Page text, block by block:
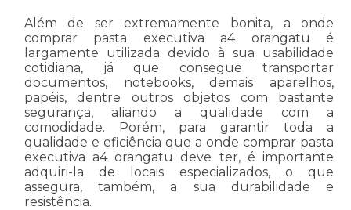
Além de ser extremamente bonita, a onde
comprar pasta executiva a4 orangatu é
largamente utilizada devido à sua usabilidade
cotidiana, já que consegue transportar
documentos, notebooks, demais aparelhos,
papéis, dentre outros objetos com bastante
segurança, aliando a qualidade com a
comodidade. Porém, para garantir toda a
qualidade e eficiência que a onde comprar pasta
executiva a4 orangatu deve ter, é importante
adquiri-la de locais especializados, o que
assegura, também, a sua durabilidade e
resistência.